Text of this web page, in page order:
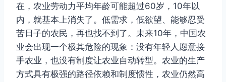
在，农业劳动力平均年龄可能超过60岁，10年以
内，就基本上消失了。低需求，低欲望、能够忍受
苦日子的农民，再也找不到了。未来10年，中国农
业会出现一个极其危险的现象：没有年轻人愿意接
手农业，也没有制度让农业自动转型。农业的生产
方式具有极强的路径依赖和制度惯性，农业仍然高